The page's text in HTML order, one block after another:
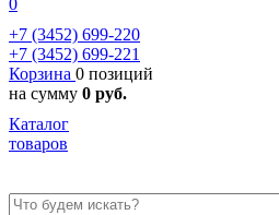
0
+7 (3452) 699-220
+7 (3452) 699-221
Корзина 0 позиций
на сумму 0 руб.
Каталог
товаров